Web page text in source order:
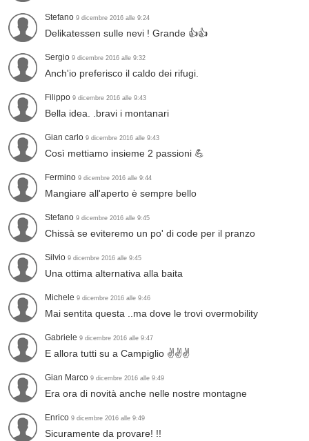
Stefano 9 dicembre 2016 alle 9:24
Delikatessen sulle nevi ! Grande 👍👍
Sergio 9 dicembre 2016 alle 9:32
Anch'io preferisco il caldo dei rifugi.
Filippo 9 dicembre 2016 alle 9:43
Bella idea. .bravi i montanari
Gian carlo 9 dicembre 2016 alle 9:43
Così mettiamo insieme 2 passioni 💪
Fermino 9 dicembre 2016 alle 9:44
Mangiare all'aperto è sempre bello
Stefano 9 dicembre 2016 alle 9:45
Chissà se eviteremo un po' di code per il pranzo
Silvio 9 dicembre 2016 alle 9:45
Una ottima alternativa alla baita
Michele 9 dicembre 2016 alle 9:46
Mai sentita questa ..ma dove le trovi overmobility
Gabriele 9 dicembre 2016 alle 9:47
E allora tutti su a Campiglio ✌✌✌
Gian Marco 9 dicembre 2016 alle 9:49
Era ora di novità anche nelle nostre montagne
Enrico 9 dicembre 2016 alle 9:49
Sicuramente da provare! !!